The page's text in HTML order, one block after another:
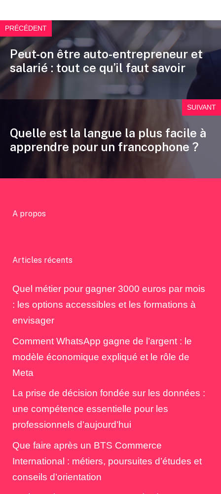
PRÉCÉDENT
Peut-on être auto-entrepreneur et
salarié : tout ce qu’il faut savoir
SUIVANT
Quelle est la langue la plus facile à
apprendre pour un francophone ?
A propos
Articles récents
Quel métier pour gagner 3000 euros par mois
: les options accessibles et les formations à
envisager
Comment WhatsApp gagne de l’argent : le
modèle économique expliqué et le rôle de
Meta
La prise de décision fondée sur les données :
une compétence essentielle pour les
professionnels d’aujourd’hui
Que faire après un BTS Commerce
International : métiers, poursuites d’études et
conseils d’orientation